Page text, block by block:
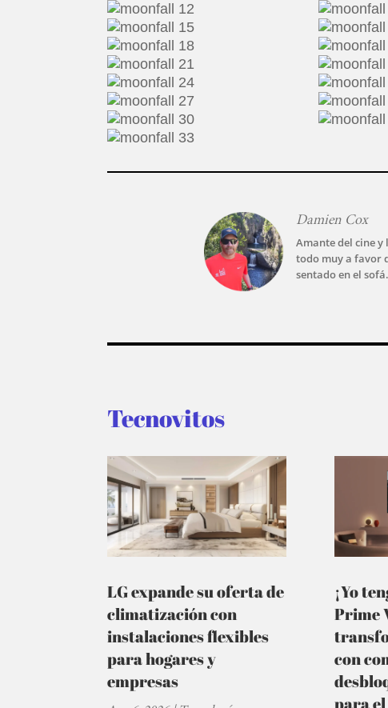
Damien Cox
Amante del cine
todo muy a favor
sentado en el sofá.
Tecnovitos
LG expande su oferta de
climatización con
instalaciones flexibles
para hogares y
empresas
¡Yo
Prime
con